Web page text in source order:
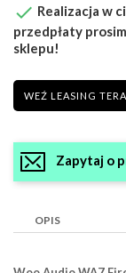
 Realizacja w
przedpłaty
sklepu!
WEŹ LEASING
Zapytaj o
OPIS